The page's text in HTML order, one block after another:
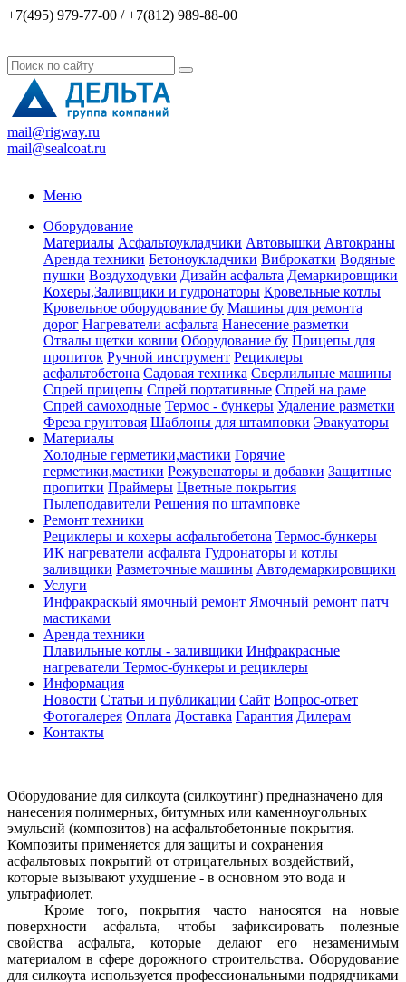
+7(495) 979-77-00 / +7(812) 989-88-00
mail@rigway.ru
mail@sealcoat.ru
Меню
Оборудование
Материалы Асфальтоукладчики Автовышки Автокраны
Аренда техники Бетоноукладчики Виброкатки Водяные
пушки Воздуходувки Дизайн асфальта Демаркировщики
Кохеры,Заливщики и гудронаторы Кровельные котлы
Кровельное оборудование бу Машины для ремонта
дорог Нагреватели асфальта Нанесение разметки
Отвалы щетки ковши Оборудование бу Прицепы для
пропиток Ручной инструмент Рециклеры
асфальтобетона Садовая техника Сверлильные машины
Спрей прицепы Спрей портативные Спрей на раме
Спрей самоходные Термос - бункеры Удаление разметки
Фреза грунтовая Шаблоны для штамповки Эвакуаторы
Материалы
Холодные герметики,мастики Горячие
герметики,мастики Режувенаторы и добавки Защитные
пропитки Праймеры Цветные покрытия
Пылеподавители Решения по штамповке
Ремонт техники
Рециклеры и кохеры асфальтобетона Термос-бункеры
ИК нагреватели асфальта Гудронаторы и котлы
заливщики Разметочные машины Автодемаркировщики
Услуги
Инфракраскый ямочный ремонт Ямочный ремонт патч
мастиками
Аренда техники
Плавильные котлы - заливщики Инфракрасные
нагреватели Термос-бункеры и рециклеры
Информация
Новости Статьи и публикации Сайт Вопрос-ответ
Фотогалерея Оплата Доставка Гарантия Дилерам
Контакты
Оборудование для силкоута (силкоутинг) предназначено для
нанесения полимерных, битумных или каменноугольных
эмульсий (композитов) на асфальтобетонные покрытия.
Композиты применяется для защиты и сохранения
асфальтовых покрытий от отрицательных воздействий,
которые вызывают ухудшение - в основном это вода и
ультрафиолет.
Кроме того, покрытия часто наносятся на новые
поверхности асфальта, чтобы зафиксировать полезные
свойства асфальта, которые делают его незаменимым
материалом в сфере дорожного строительства. Оборудование
для силкоута используется профессиональными подрядчиками